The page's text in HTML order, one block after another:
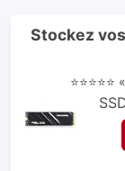
Stockez
⭐⭐⭐⭐⭐ «